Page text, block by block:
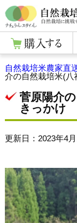
自然栽培米農家直
介の自然栽培米(八
菅原陽介
きっかけ
更新日：2023年4